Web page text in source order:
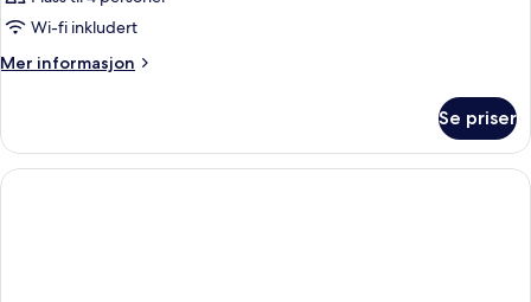
Wi-fi inkludert
Mer informasjon
Mer
Se priser